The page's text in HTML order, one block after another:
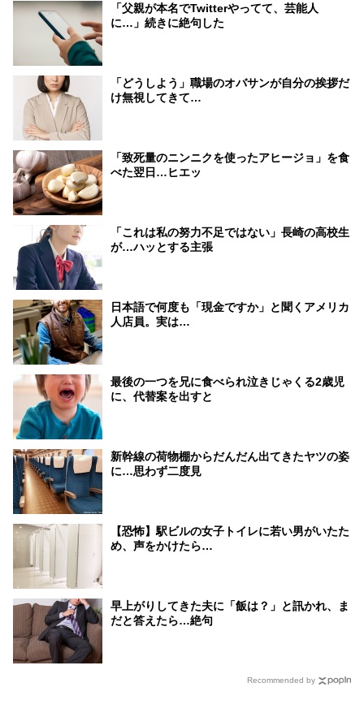
「父親が本名でTwitterやってて、芸能人
に…」続きに絶句した
「どうしよう」職場のオバサンが自分の挨拶だ
け無視してきて…
「致死量のニンニクを使ったアヒージョ」を食
べた翌日…ヒエッ
「これは私の努力不足ではない」長崎の高校生
が…ハッとする主張
日本語で何度も「現金ですか」と聞くアメリカ
人店員。実は…
最後の一つを兄に食べられ泣きじゃくる2歳児
に、代替案を出すと
新幹線の荷物棚からだんだん出てきたヤツの姿
に…思わず二度見
【恐怖】駅ビルの女子トイレに若い男がいたた
め、声をかけたら…
早上がりしてきた夫に「飯は？」と訊かれ、ま
だと答えたら…絶句
Recommended by